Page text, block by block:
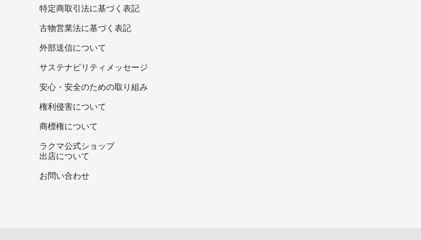
特定商取引法に基づく表記
古物営業法に基づく表記
外部送信について
サステナビリティメッセージ
安心・安全のための取り組み
権利侵害について
商標権について
ラクマ公式ショップ
出店について
お問い合わせ